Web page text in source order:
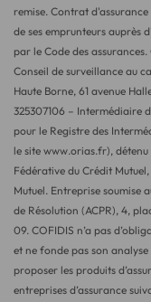
remise. Contrat
de ses emprunteurs auprès
par le Code des
Conseil de surveillance au
Haute Borne, 61 avenue
325307106 – Intermédiaire
pour le Registre des
le site www.orias.fr),
Fédérative du Crédit
Mutuel. Entreprise soumise
de Résolution (ACPR), 4,
09. COFIDIS n’a pas
et ne fonde pas son
proposer les produits
entreprises d’assurance